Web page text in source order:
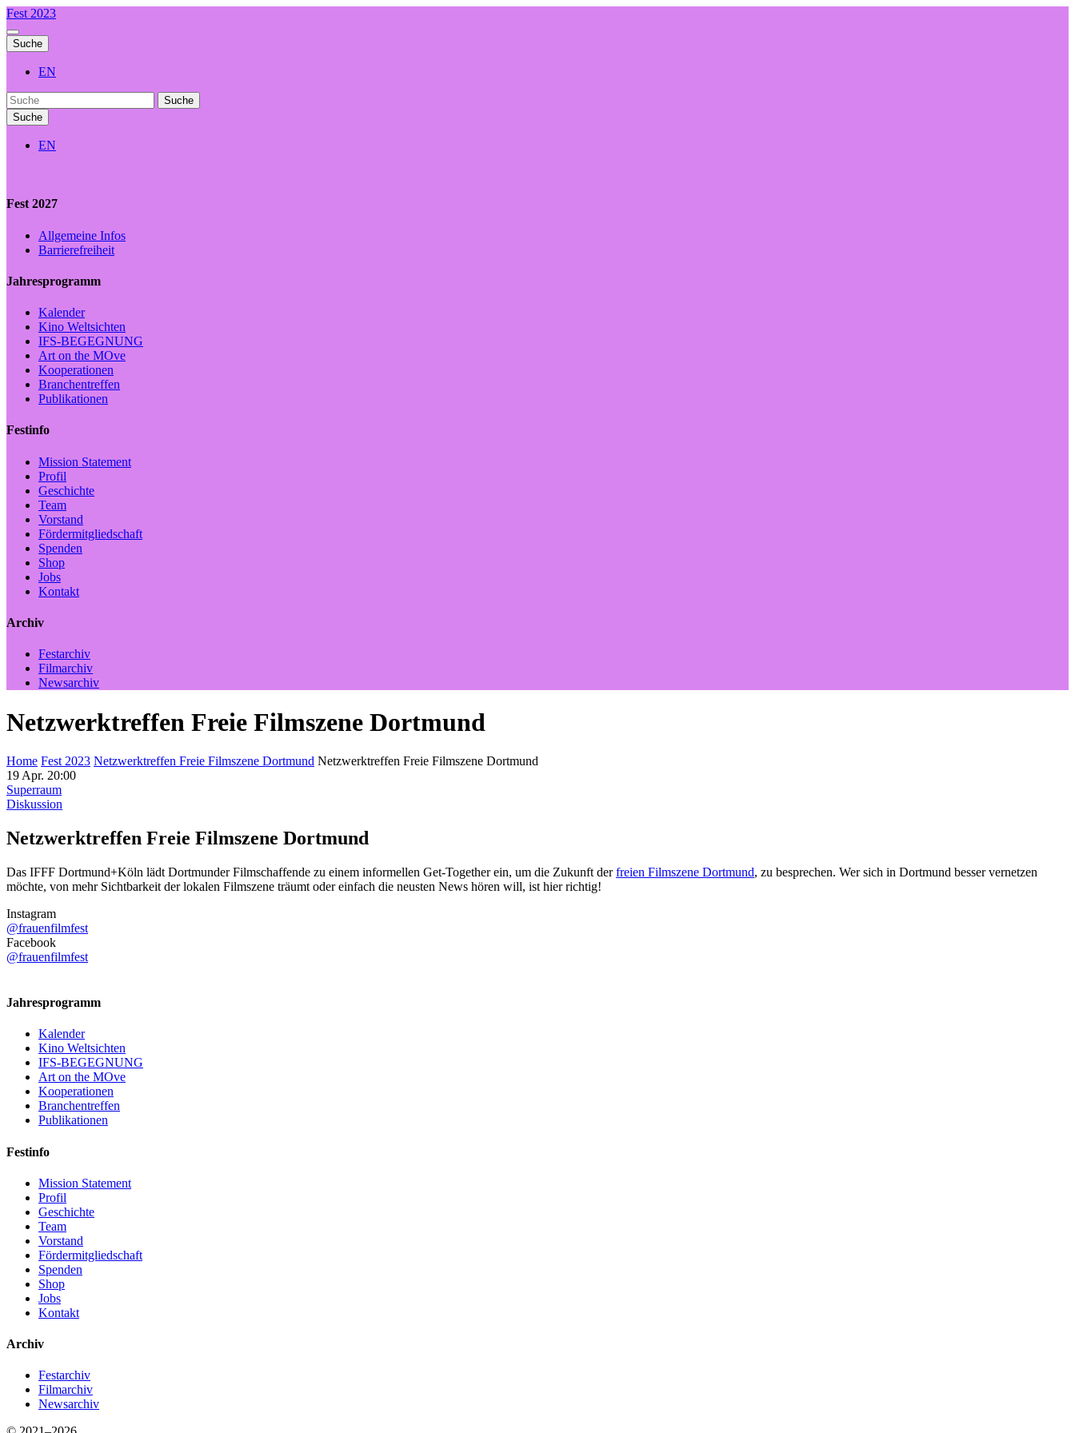
Fest 2023
Suche
EN
Suche
Suche
EN
Fest 2027
Allgemeine Infos
Barrierefreiheit
Jahresprogramm
Kalender
Kino Weltsichten
IFS-BEGEGNUNG
Art on the MOve
Kooperationen
Branchentreffen
Publikationen
Festinfo
Mission Statement
Profil
Geschichte
Team
Vorstand
Fördermitgliedschaft
Spenden
Shop
Jobs
Kontakt
Archiv
Festarchiv
Filmarchiv
Newsarchiv
Netzwerktreffen Freie Filmszene Dortmund
Home Fest 2023 Netzwerktreffen Freie Filmszene Dortmund Netzwerktreffen Freie Filmszene Dortmund
19 Apr. 20:00
Superraum
Diskussion
Netzwerktreffen Freie Filmszene Dortmund
Das IFFF Dortmund+Köln lädt Dortmunder Filmschaffende zu einem informellen Get-Together ein, um die Zukunft derfreien Filmszene Dortmund, zu besprechen. Wer sich in Dortmund besser vernetzen
möchte, von mehr Sichtbarkeit der lokalen Filmszene träumt oder einfach die neusten News hören will, ist hier richtig!
Instagram
@frauenfilmfest
Facebook
@frauenfilmfest
Jahresprogramm
Kalender
Kino Weltsichten
IFS-BEGEGNUNG
Art on the MOve
Kooperationen
Branchentreffen
Publikationen
Festinfo
Mission Statement
Profil
Geschichte
Team
Vorstand
Fördermitgliedschaft
Spenden
Shop
Jobs
Kontakt
Archiv
Festarchiv
Filmarchiv
Newsarchiv